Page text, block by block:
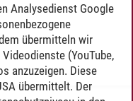
Analysedienst Google
übermitteln wir
(YouTube,
anzuzeigen. Diese
übermittelt. Der